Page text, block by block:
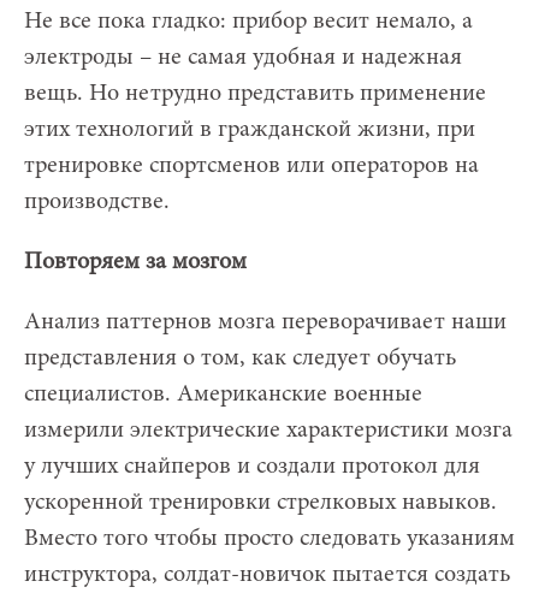
Не все пока гладко: прибор весит немало, а
электроды – не самая удобная и надежная
вещь. Но нетрудно представить применение
этих технологий в гражданской жизни, при
тренировке спортсменов или операторов на
производстве.
Повторяем за мозгом
Анализ паттернов мозга переворачивает наши
представления о том, как следует обучать
специалистов. Американские военные
измерили электрические характеристики мозга
у лучших снайперов и создали протокол для
ускоренной тренировки стрелковых навыков.
Вместо того чтобы просто следовать указаниям
инструктора, солдат-новичок пытается создать